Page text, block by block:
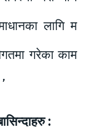
लागि म
गरेका काम
: